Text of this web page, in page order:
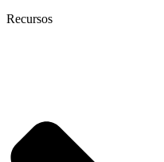
Recursos